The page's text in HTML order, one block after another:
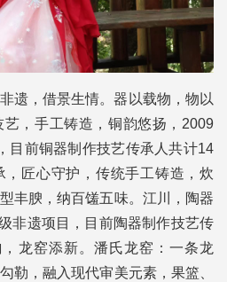
遗，借景生情。器以载物，物以
，手工铸造，铜韵悠扬，2009
目前铜器制作技艺传承人共计14
，匠心守护，传统手工铸造，炊
丰腴，纳百馐五味。江川，陶器
非遗项目，目前陶器制作技艺传
龙窑添新。潘氏龙窑：一条龙
勒，融入现代审美元素，果篮、